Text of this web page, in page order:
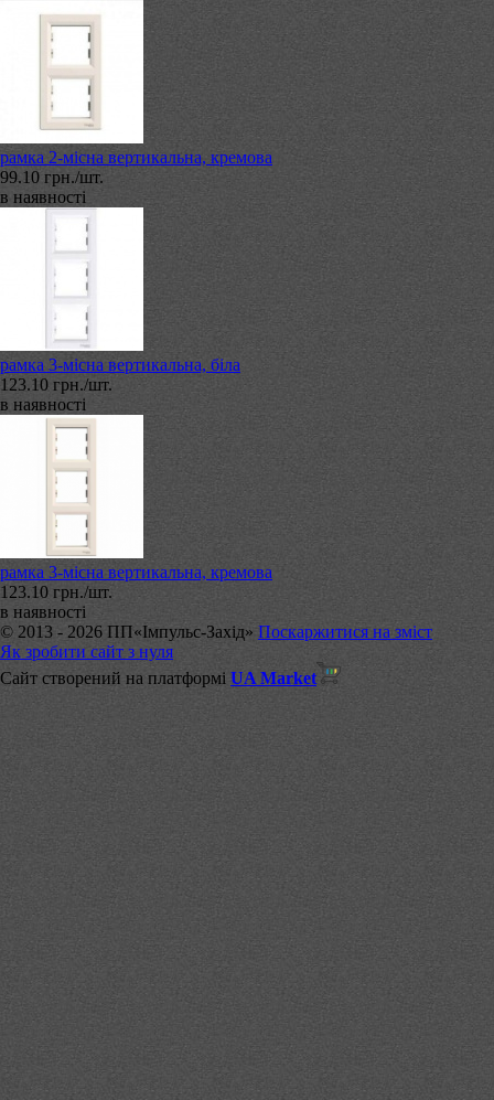
рамка 2-місна вертикальна, кремова
99.10 грн./шт.
в наявності
рамка 3-місна вертикальна, біла
123.10 грн./шт.
в наявності
рамка 3-місна вертикальна, кремова
123.10 грн./шт.
в наявності
© 2013 - 2026 ПП«Імпульс-Захід» Поскаржитися на зміст
Як зробити сайт з нуля
Сайт створений на платформі UA Market